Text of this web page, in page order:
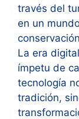
través del
en un
La era
ímpetu de
tecnología
tradición,